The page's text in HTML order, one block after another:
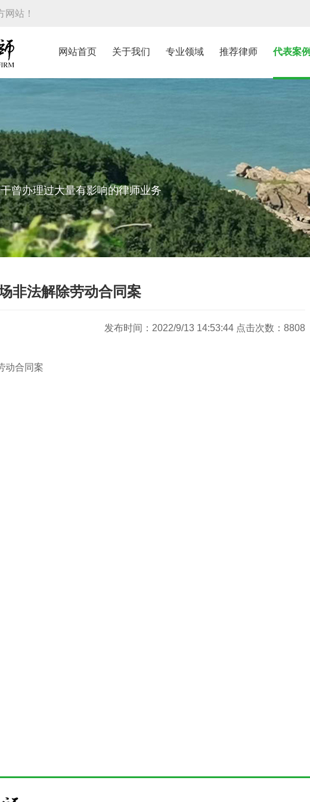
站！
网站首页 关于我们 专业领域 推荐律师 代表案例
曾办理过大量有影响的律师业务
非法解除劳动合同案
发布时间：2022/9/13 14:53:44 点击次数：8808
动合同案